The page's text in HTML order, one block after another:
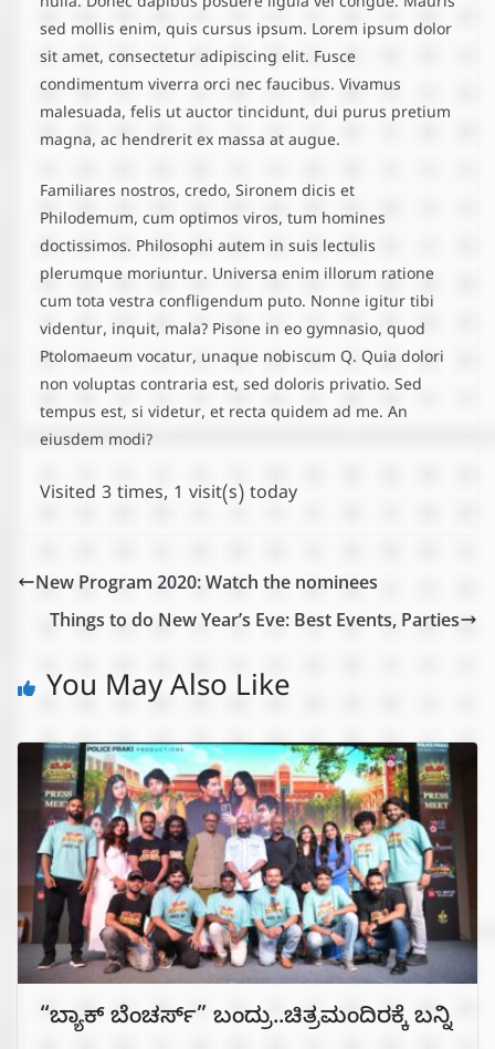
nulla. Donec dapibus posuere ligula vel congue. Mauris
sed mollis enim, quis cursus ipsum. Lorem ipsum dolor
sit amet, consectetur adipiscing elit. Fusce
condimentum viverra orci nec faucibus. Vivamus
malesuada, felis ut auctor tincidunt, dui purus pretium
magna, ac hendrerit ex massa at augue.
Familiares nostros, credo, Sironem dicis et
Philodemum, cum optimos viros, tum homines
doctissimos. Philosophi autem in suis lectulis
plerumque moriuntur. Universa enim illorum ratione
cum tota vestra confligendum puto. Nonne igitur tibi
videntur, inquit, mala? Pisone in eo gymnasio, quod
Ptolomaeum vocatur, unaque nobiscum Q. Quia dolori
non voluptas contraria est, sed doloris privatio. Sed
tempus est, si videtur, et recta quidem ad me. An
eiusdem modi?
Visited 3 times, 1 visit(s) today
New Program 2020: Watch the nominees
Things to do New Year’s Eve: Best Events, Parties
You May Also Like
“ಬ್ಯಾಕ್‍ ಬೆಂಚರ್ಸ್” ಬಂದ್ರು..ಚಿತ್ರಮಂದಿರಕ್ಕೆ ಬನ್ನಿ